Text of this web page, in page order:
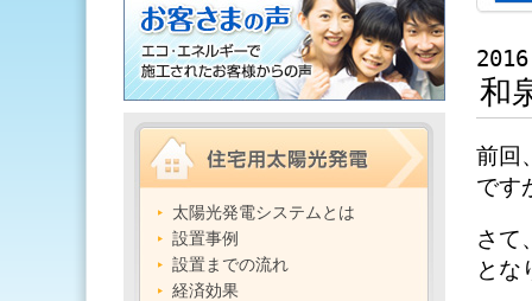
太陽光発電システムとは
設置事例
設置までの流れ
経済効果
和
前回
です
さて
とな